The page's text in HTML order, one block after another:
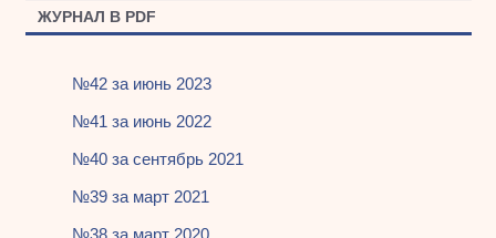
ЖУРНАЛ В PDF
№42 за июнь 2023
№41 за июнь 2022
№40 за сентябрь 2021
№39 за март 2021
№38 за март 2020